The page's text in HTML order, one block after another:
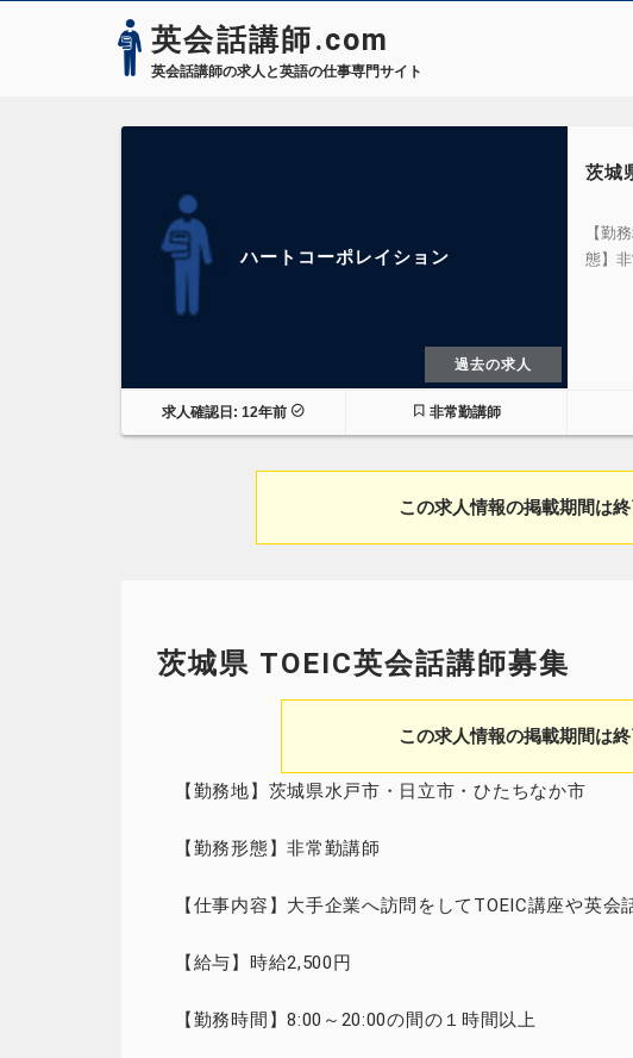
英会話講師.com
英会話講師の求人と英語の仕事専門サイト
ハートコーポレイション
過去の求人
茨城
【勤
態】
求人確認日: 12年前 非常勤講師
この求人情報の掲載期間は
茨城県 TOEIC英会話講師募集
この求人情報の掲載期間は
【勤務地】茨城県水戸市・日立市・ひたちなか市
【勤務形態】非常勤講師
【仕事内容】大手企業へ訪問をしてTOEIC講座や英会
【給与】時給2,500円
【勤務時間】8:00～20:00の間の１時間以上